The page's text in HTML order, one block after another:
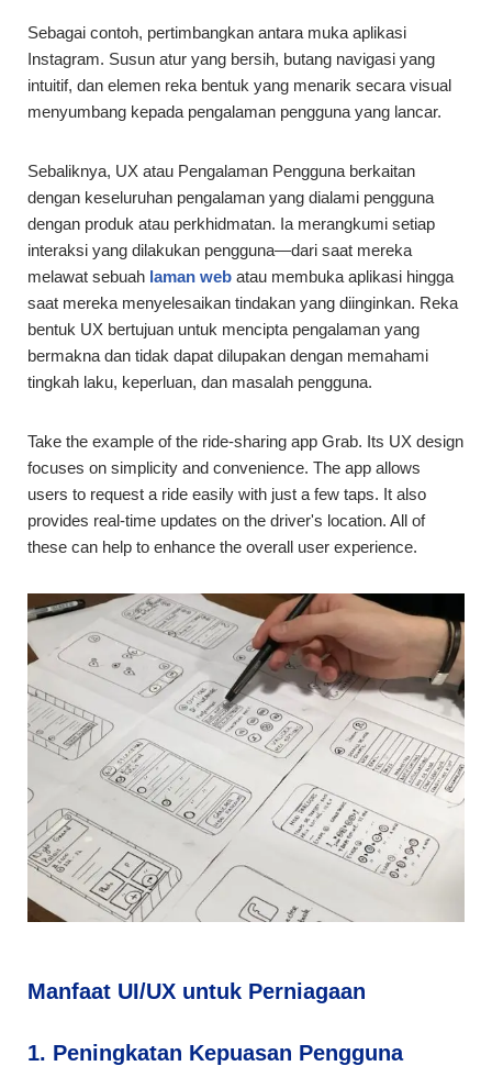
Sebagai contoh, pertimbangkan antara muka aplikasi
Instagram. Susun atur yang bersih, butang navigasi yang
intuitif, dan elemen reka bentuk yang menarik secara visual
menyumbang kepada pengalaman pengguna yang lancar.
Sebaliknya, UX atau Pengalaman Pengguna berkaitan
dengan keseluruhan pengalaman yang dialami pengguna
dengan produk atau perkhidmatan. Ia merangkumi setiap
interaksi yang dilakukan pengguna—dari saat mereka
melawat sebuah laman web atau membuka aplikasi hingga
saat mereka menyelesaikan tindakan yang diinginkan. Reka
bentuk UX bertujuan untuk mencipta pengalaman yang
bermakna dan tidak dapat dilupakan dengan memahami
tingkah laku, keperluan, dan masalah pengguna.
Take the example of the ride-sharing app Grab. Its UX design
focuses on simplicity and convenience. The app allows
users to request a ride easily with just a few taps. It also
provides real-time updates on the driver's location. All of
these can help to enhance the overall user experience.
Manfaat UI/UX untuk Perniagaan
1. Peningkatan Kepuasan Pengguna